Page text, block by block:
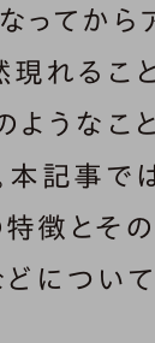
ってから
れるこ
ようなこ
本記事で
徴とそ
につい